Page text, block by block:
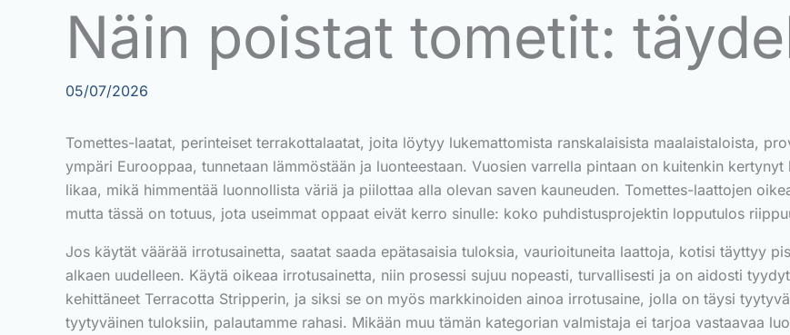
Näin poistat tometit:
05/07/2026
Tomettes-laatat, perinteiset terrakottalaatat, joita löytyy lukemattomista ranskalaisista maalaistaloista,
ympäri Eurooppaa, tunnetaan lämmöstään ja luonteestaan. Vuosien varrella pintaan on kuitenkin
likaa, mikä himmentää luonnollista väriä ja piilottaa alla olevan saven kauneuden. Tomettes-laattojen
mutta tässä on totuus, jota useimmat oppaat eivät kerro sinulle: koko puhdistusprojektin lopputulos
Jos käytät väärää irrotusainetta, saatat saada epätasaisia tuloksia, vaurioituneita laattoja, kotisi täyttyy
alkaen uudelleen. Käytä oikeaa irrotusainetta, niin prosessi sujuu nopeasti, turvallisesti ja on aidosti
kehittäneet Terracotta Stripperin, ja siksi se on myös markkinoiden ainoa irrotusaine, jolla on täysi
tyytyväinen tuloksiin, palautamme rahasi. Mikään muu tämän kategorian valmistaja ei tarjoa vastaavaa